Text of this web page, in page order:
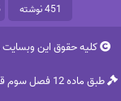
451 نوشته
کلیه حقوق این
طبق ماده 12